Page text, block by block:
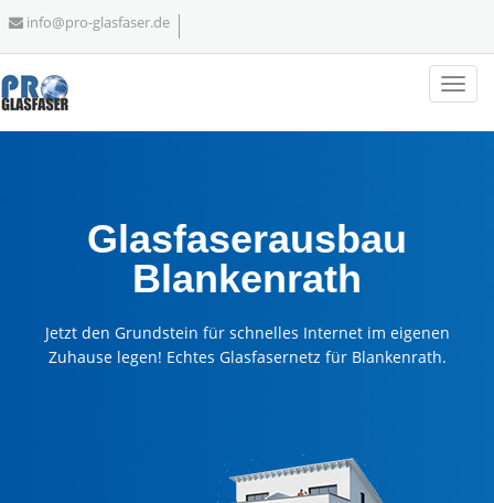
info@pro-glasfaser.de
Glasfaserausbau
Blankenrath
Jetzt den Grundstein für schnelles Internet im eigenen
Zuhause legen! Echtes Glasfasernetz für Blankenrath.